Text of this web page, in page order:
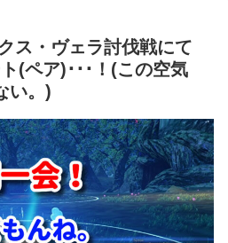
ス・ヴェラ討伐戦にて
(ペア)･･･！(この空気
い。)